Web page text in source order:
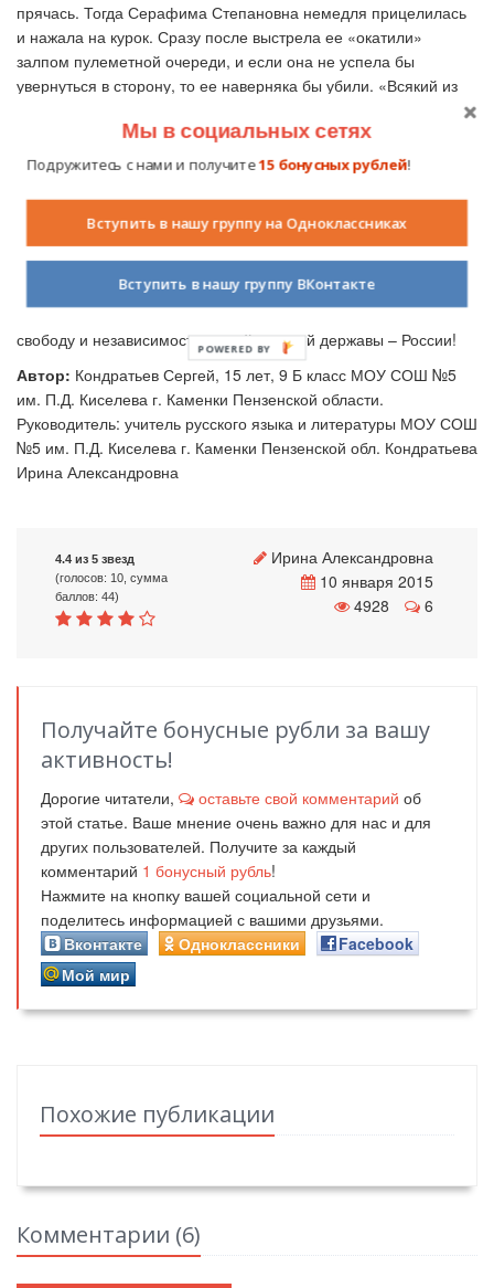
прячась. Тогда Серафима Степановна немедля прицелилась
и нажала на курок. Сразу после выстрела ее «окатили»
залпом пулеметной очереди, и если она не успела бы
увернуться в сторону, то ее наверняка бы убили. «Всякий из
повезло, волосок разорвался», – горько шутит Серафима
Степановна.
Бесспорно, каждый, кто защищал нашу страну в те далекие
военные годы, достоин звания героя. Хотя бы потому, что не
струсил, взял в руки оружие для защиты Отечества.
Осмысливая данный исторический факт, я сожалею только об
одном: погибли десятки миллионов ни в чем неповинных
людей, расстались с жизнью. Они отстаивали свое право на
свободу и независимость нашей могучей державы – России!
Автор: Кондратьев Сергей, 15 лет, 9 Б класс МОУ СОШ №5
им. П.Д. Киселева г. Каменки Пензенской области.
Руководитель: учитель русского языка и литературы МОУ СОШ
№5 им. П.Д. Киселева г. Каменки Пензенской обл. Кондратьева
Ирина Александровна
4.4 из 5 звезд
(голосов: 10, сумма
баллов: 44)
Ирина Александровна
10 января 2015
4928
6
Получайте бонусные рубли за вашу
активность!
Дорогие читатели, оставьте свой комментарий об
этой статье. Ваше мнение очень важно для нас и для
других пользователей. Получите за каждый
комментарий 1 бонусный рубль!
Нажмите на кнопку вашей социальной сети и
поделитесь информацией с вашими друзьями.
Вконтакте
Одноклассники
Facebook
Мой мир
Похожие публикации
Комментарии (6)
Мы в социальных сетях
Подружитесь с нами и получите15 бонусных рублей!
Вступить в нашу группу на Одноклассниках
Вступить в нашу группу ВКонтакте